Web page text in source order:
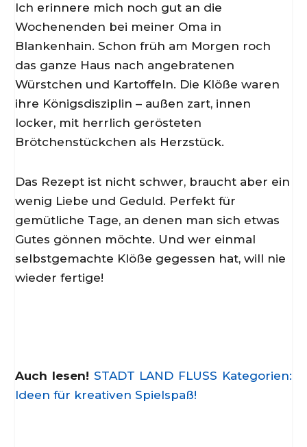
Ich erinnere mich noch gut an die
Wochenenden bei meiner Oma in
Blankenhain. Schon früh am Morgen roch
das ganze Haus nach angebratenen
Würstchen und Kartoffeln. Die Klöße waren
ihre Königsdisziplin – außen zart, innen
locker, mit herrlich gerösteten
Brötchenstückchen als Herzstück.
Das Rezept ist nicht schwer, braucht aber ein
wenig Liebe und Geduld. Perfekt für
gemütliche Tage, an denen man sich etwas
Gutes gönnen möchte. Und wer einmal
selbstgemachte Klöße gegessen hat, will nie
wieder fertige!
Auch lesen! STADT LAND FLUSS Kategorien:
Ideen für kreativen Spielspaß!